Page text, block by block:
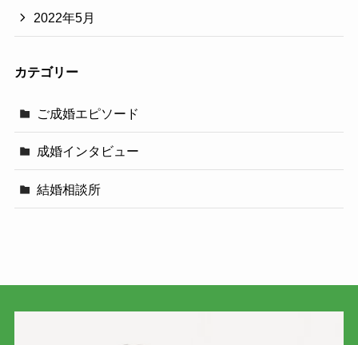
2022年5月
カテゴリー
ご成婚エピソード
成婚インタビュー
結婚相談所